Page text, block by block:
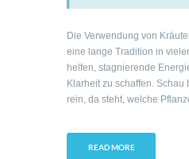
Die Verwendung von
eine lange Tradition in
helfen, stagnierende
Klarheit zu schaffen. Schau
rein, da steht, welche
READ MORE